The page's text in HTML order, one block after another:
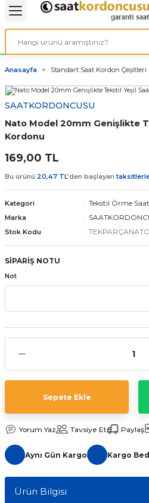
Geri Dön
& ELEKTİRİK
Geri Dön
ve Cihaz Pilleri
ÇEŞİTLERİ
ÇEŞİTLERİ
Pili
Geri Dön
Geri Dön
Kordon Çeşitleri
Kordonları
Kordonu
saat kordonu
Kordonları
Anasayfa Standart Saat Kordon Çeşitleri
SAATKORDONCUSU
Nato Model 20mm Genişlikte
Kordonu
169,00 TL
Bu ürünü 20,47 TL’den başlayan
Kategori Tekstil Örme
Marka
Stok Kodu
SİPARİŞ NOTU
Not
Sepete Ekle
Yorum Yaz Tavsiye Et Paylaş
Aynı Gün Kargo Kargo
Ürün Bilgisi